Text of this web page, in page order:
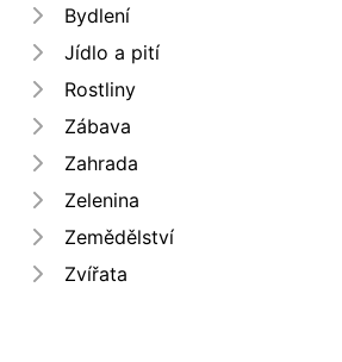
Bydlení
Jídlo a pití
Rostliny
Zábava
Zahrada
Zelenina
Zemědělství
Zvířata